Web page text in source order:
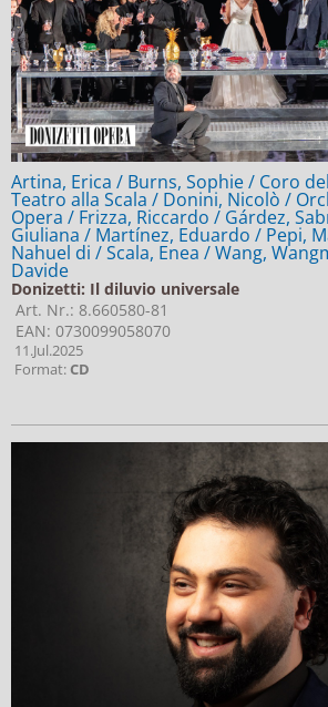
Artina, Erica / Burns, Sophie / Coro
Teatro alla Scala / Donini, Nicolò /
Opera / Frizza, Riccardo / Gárdez,
Giuliana / Martínez, Eduardo / Pepi,
Nahuel di / Scala, Enea / Wang,
Davide
Donizetti: Il diluvio universale
Art. Nr.: 8.660580-81
EAN: 0730099058070
11.Jul.2025
Format:CD